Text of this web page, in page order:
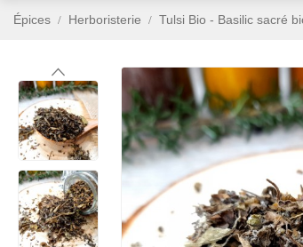
Épices Herboristerie Tulsi Bio - Basilic sacré